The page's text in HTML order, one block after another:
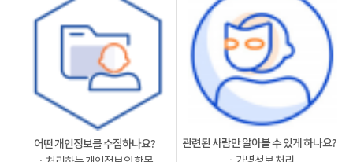
어떤 개인정보를 수집하나요? 관련된 사람만 알아볼 수 있게 하나요?